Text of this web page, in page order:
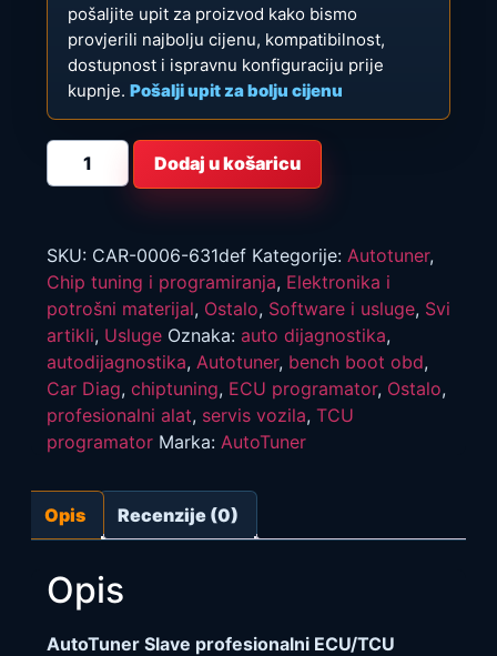
pošaljite upit za proizvod kako bismo
provjerili najbolju cijenu, kompatibilnost,
dostupnost i ispravnu konfiguraciju prije
kupnje. Pošalji upit za bolju cijenu
AutoTuner
Slave
profesionalni
300
kredita
FileService
količina
Dodaj u košaricu
SKU: CAR-0006-631def Kategorije: Autotuner,
Chip tuning i programiranja, Elektronika i
potrošni materijal, Ostalo, Software i usluge, Svi
artikli, Usluge Oznaka: auto dijagnostika,
autodijagnostika, Autotuner, bench boot obd,
Car Diag, chiptuning, ECU programator, Ostalo,
profesionalni alat, servis vozila, TCU
programator Marka: AutoTuner
Opis Recenzije (0)
Opis
AutoTuner Slave profesionalni ECU/TCU